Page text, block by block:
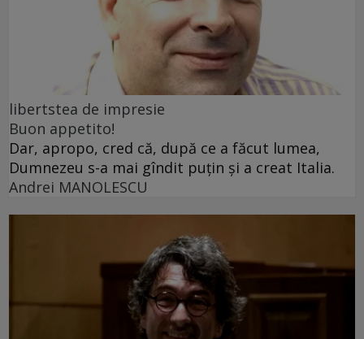
libertstea de impresie
Buon appetito!
Dar, apropo, cred că, după ce a făcut lumea,
Dumnezeu s-a mai gîndit puțin și a creat Italia.
Andrei MANOLESCU